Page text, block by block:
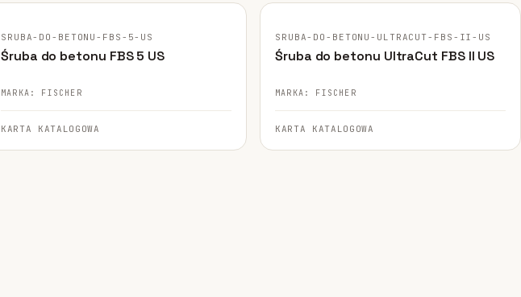
FISCHER · ORYGINALNE ZDJĘCIE
SRUBA-DO-BETONU-FBS-5-US
Śruba do betonu FBS 5 US
MARKA: FISCHER
KARTA KATALOGOWA
FISCHER · ORYGINALNE ZDJĘCIE
SRUBA-DO-BETONU-ULTRACUT-FBS-II-US
Śruba do betonu UltraCut FBS II US
MARKA: FISCHER
KARTA KATALOGOWA